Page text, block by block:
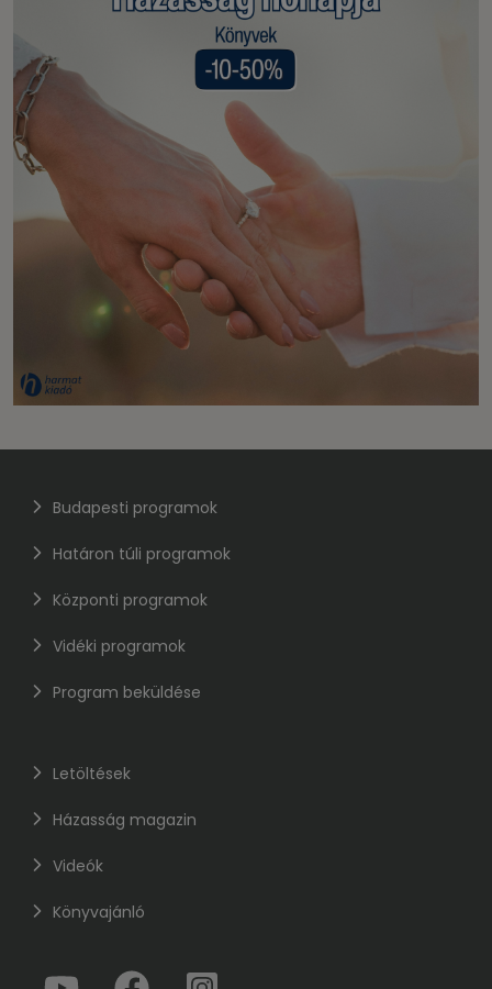
Budapesti programok
Határon túli programok
Központi programok
Vidéki programok
Program beküldése
Letöltések
Házasság magazin
Videók
Könyvajánló